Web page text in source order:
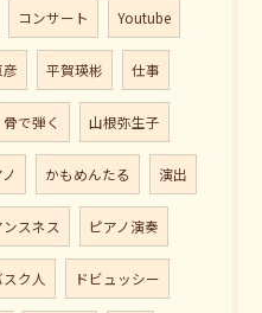
コンサート Youtube
彦 平賀瑛彬 仕事
骨で弾く 山根弥生子
かもめんたる 演出
ンスネス ピアノ演奏
スク人 ドビュッシー